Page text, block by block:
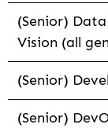
(Senior)
Vision (all
(Senior)
(Senior)